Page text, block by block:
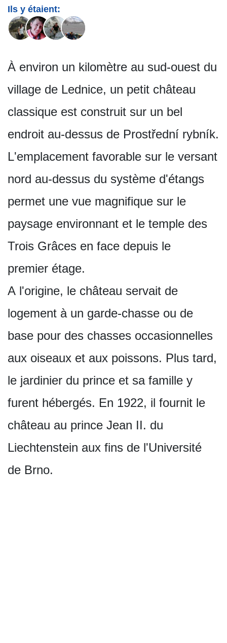
Ils y étaient:
À environ un kilomètre au sud-ouest du
village de Lednice, un petit château
classique est construit sur un bel
endroit au-dessus de Prostřední rybník.
L'emplacement favorable sur le versant
nord au-dessus du système d'étangs
permet une vue magnifique sur le
paysage environnant et le temple des
Trois Grâces en face depuis le
premier étage.
A l'origine, le château servait de
logement à un garde-chasse ou de
base pour des chasses occasionnelles
aux oiseaux et aux poissons. Plus tard,
le jardinier du prince et sa famille y
furent hébergés. En 1922, il fournit le
château au prince Jean II. du
Liechtenstein aux fins de l'Université
de Brno.